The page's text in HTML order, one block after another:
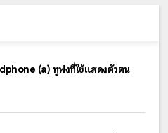
(a) หูฟังที่ใช้แสดงตัวตน